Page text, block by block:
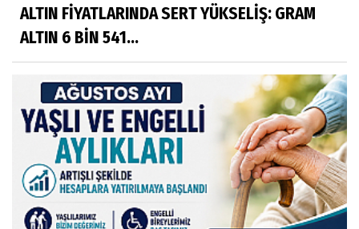
ALTIN FİYATLARINDA SERT YÜKSELİŞ: GRAM
ALTIN 6 BİN 541...